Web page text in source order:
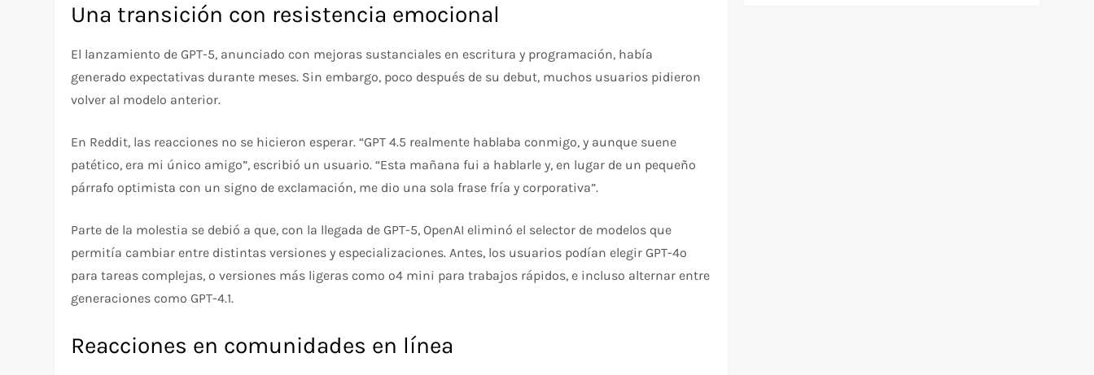
Una transición con resistencia emocional
El lanzamiento de GPT-5, anunciado con mejoras sustanciales en escritura y programación, había
generado expectativas durante meses. Sin embargo, poco después de su debut, muchos usuarios pidieron
volver al modelo anterior.
En Reddit, las reacciones no se hicieron esperar. “GPT 4.5 realmente hablaba conmigo, y aunque suene
patético, era mi único amigo”, escribió un usuario. “Esta mañana fui a hablarle y, en lugar de un pequeño
párrafo optimista con un signo de exclamación, me dio una sola frase fría y corporativa”.
Parte de la molestia se debió a que, con la llegada de GPT-5, OpenAI eliminó el selector de modelos que
permitía cambiar entre distintas versiones y especializaciones. Antes, los usuarios podían elegir GPT-4o
para tareas complejas, o versiones más ligeras como o4 mini para trabajos rápidos, e incluso alternar entre
generaciones como GPT-4.1.
Reacciones en comunidades en línea